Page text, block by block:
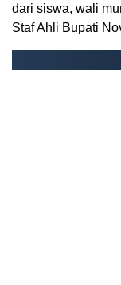
dari siswa, wali
Staf Ahli Bupati